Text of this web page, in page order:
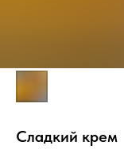
Сладкий крем